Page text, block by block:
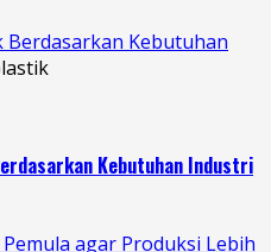
Berdasarkan Kebutuhan
Kebutuhan Industri
agar Produksi Lebih